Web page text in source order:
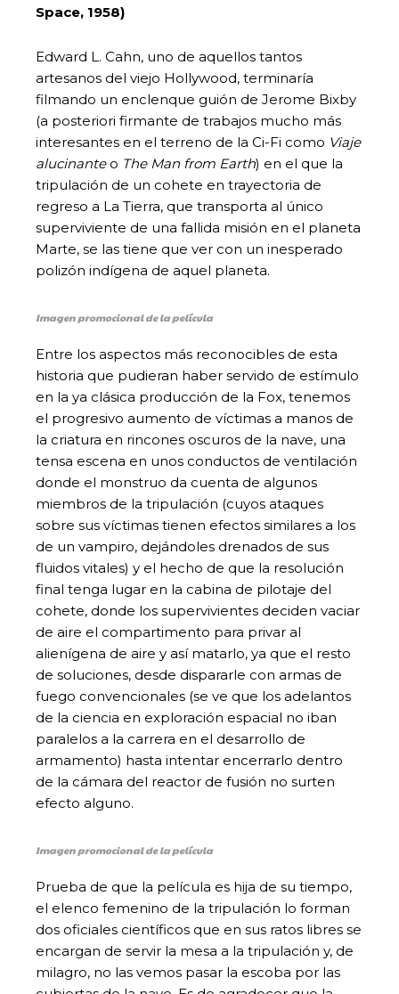
Space, 1958)
Edward L. Cahn, uno de aquellos tantos
artesanos del viejo Hollywood, terminaría
filmando un enclenque guión de Jerome Bixby
(a posteriori firmante de trabajos mucho más
interesantes en el terreno de la Ci-Fi como Viaje
alucinanteo The Man from Earth) en el que la
tripulación de un cohete en trayectoria de
regreso a La Tierra, que transporta al único
superviviente de una fallida misión en el planeta
Marte, se las tiene que ver con un inesperado
polizón indígena de aquel planeta.
Imagen promocional de la película
Entre los aspectos más reconocibles de esta
historia que pudieran haber servido de estímulo
en la ya clásica producción de la Fox, tenemos
el progresivo aumento de víctimas a manos de
la criatura en rincones oscuros de la nave, una
tensa escena en unos conductos de ventilación
donde el monstruo da cuenta de algunos
miembros de la tripulación (cuyos ataques
sobre sus víctimas tienen efectos similares a los
de un vampiro, dejándoles drenados de sus
fluidos vitales) y el hecho de que la resolución
final tenga lugar en la cabina de pilotaje del
cohete, donde los supervivientes deciden vaciar
de aire el compartimento para privar al
alienígena de aire y así matarlo, ya que el resto
de soluciones, desde dispararle con armas de
fuego convencionales (se ve que los adelantos
de la ciencia en exploración espacial no iban
paralelos a la carrera en el desarrollo de
armamento) hasta intentar encerrarlo dentro
de la cámara del reactor de fusión no surten
efecto alguno.
Imagen promocional de la película
Prueba de que la película es hija de su tiempo,
el elenco femenino de la tripulación lo forman
dos oficiales científicos que en sus ratos libres se
encargan de servir la mesa a la tripulación y, de
milagro, no las vemos pasar la escoba por las